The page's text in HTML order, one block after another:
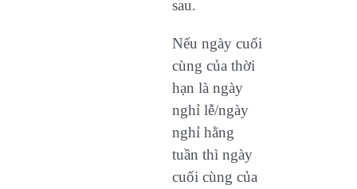
sau.
Nếu ngày cuối
cùng của thời
hạn là ngày
nghỉ lễ/ngày
nghỉ hằng
tuần thì ngày
cuối cùng của